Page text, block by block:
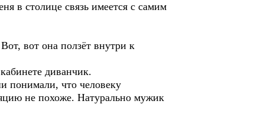
в столице связь имеется с самим
вот она ползёт внутри к
диванчик.
понимали, что человеку
не похоже. Натурально мужик